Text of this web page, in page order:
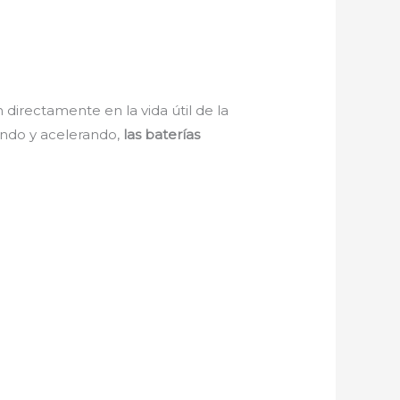
directamente en la vida útil de la
y acelerando, las baterías